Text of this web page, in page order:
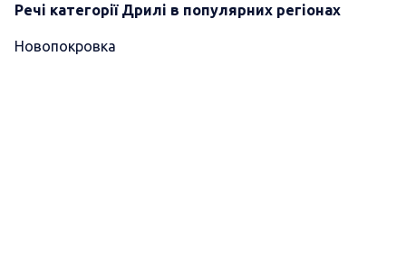
Речі категорії Дрилі в популярних регіонах
Новопокровка